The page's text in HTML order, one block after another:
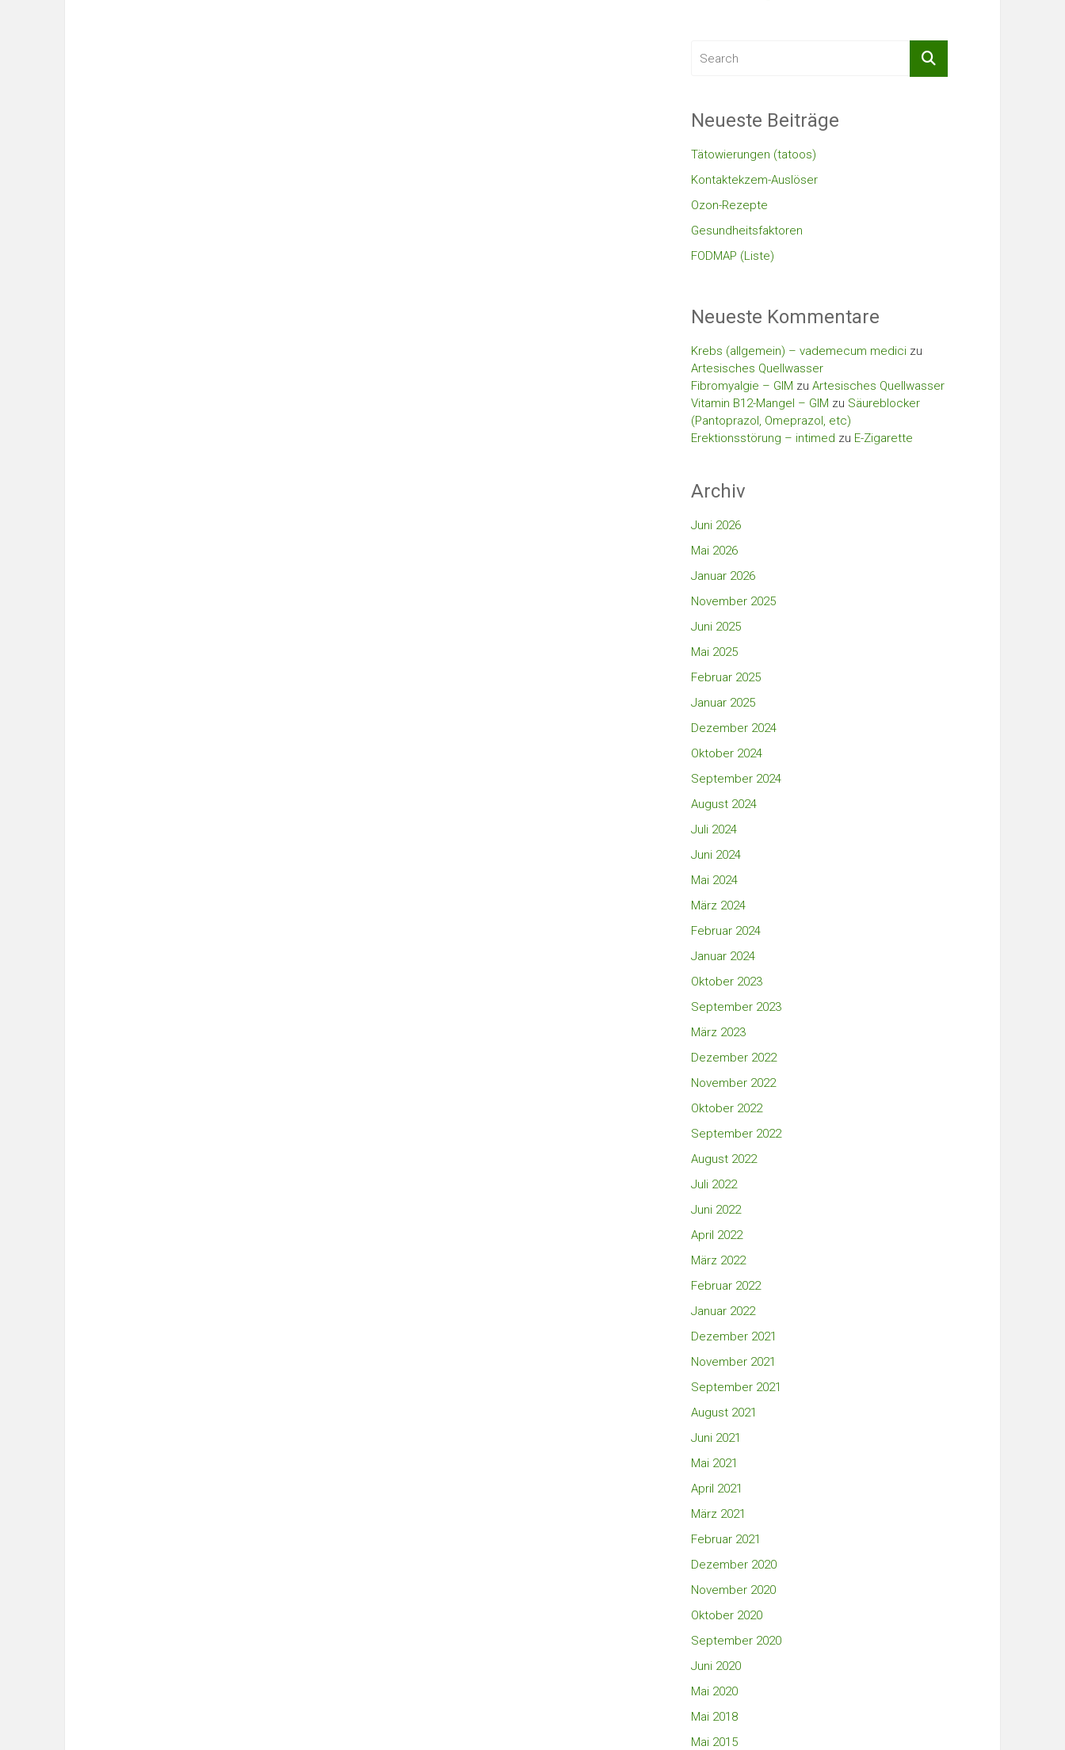
Neueste Beiträge
Tätowierungen (tatoos)
Kontaktekzem-Auslöser
Ozon-Rezepte
Gesundheitsfaktoren
FODMAP (Liste)
Neueste Kommentare
Krebs (allgemein) – vademecum medici zu
Artesisches Quellwasser
Fibromyalgie – GIM zu Artesisches Quellwasser
Vitamin B12-Mangel – GIM zu Säureblocker
(Pantoprazol, Omeprazol, etc)
Erektionsstörung – intimed zu E-Zigarette
Archiv
Juni 2026
Mai 2026
Januar 2026
November 2025
Juni 2025
Mai 2025
Februar 2025
Januar 2025
Dezember 2024
Oktober 2024
September 2024
August 2024
Juli 2024
Juni 2024
Mai 2024
März 2024
Februar 2024
Januar 2024
Oktober 2023
September 2023
März 2023
Dezember 2022
November 2022
Oktober 2022
September 2022
August 2022
Juli 2022
Juni 2022
April 2022
März 2022
Februar 2022
Januar 2022
Dezember 2021
November 2021
September 2021
August 2021
Juni 2021
Mai 2021
April 2021
März 2021
Februar 2021
Dezember 2020
November 2020
Oktober 2020
September 2020
Juni 2020
Mai 2020
Mai 2018
Mai 2015